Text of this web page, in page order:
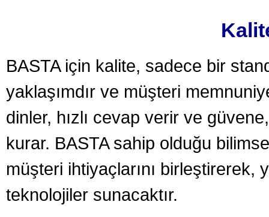
BASTA için kalite, sadece bir
yaklaşımdır ve müşteri
dinler, hızlı cevap verir ve
kurar. BASTA sahip olduğu
müşteri ihtiyaçlarını
teknolojiler sunacaktır.